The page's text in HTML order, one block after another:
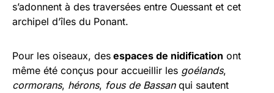
s’adonnent à des traversées entre Ouessant et cet
archipel d’îles du Ponant.
Pour les oiseaux, des espaces de nidification ont
même été conçus pour accueillir les goélands,
cormorans, hérons, fous de Bassanqui sautent